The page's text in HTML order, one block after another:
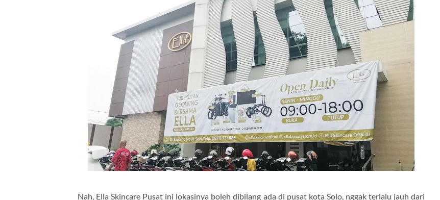
Nah, Ella Skincare Pusat ini lokasinya boleh dibilang ada di pusat kota Solo, nggak terlalu jauh dari